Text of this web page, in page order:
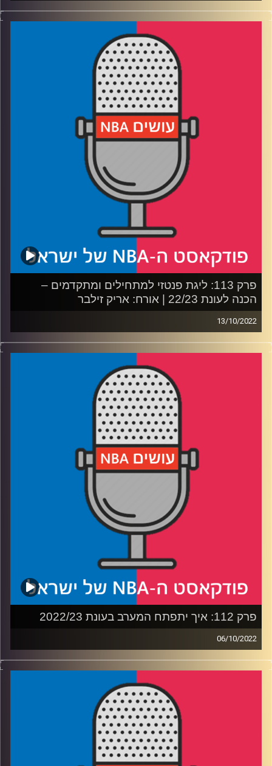
פודקאסט האן.בי.איי עם ערן סורוקה, שרון דוידוביץ', משה
דוידוביץ' ועידן לוצקי.
רבע 1: לברון מנהיג חלש, תאומי הבשר נותנים עבודה ובן
סימונס ממשיך מאיפה שעצר
רבע 2: מה לוקה צריך בשביל MVP, ומה הסיכוי לפעם שלישית
רבע 4: מנחשים אלופות, אולסטארים לא קשורים, ולא מהמרים
פרק 113: ליגת פנטזי למתחילים ומתקדמים –
הכנה לעונת 22/23 | אורח: אריק זילבר
13/10/2022
פודקאסט האן.בי.איי עם ערן סורוקה, שרון דוידוביץ', משה
דוידוביץ' ועידן לוצקי.
אורח: אריק זילבר // Day2Day
רבע 1: פנטזי 101 – מה זה פנטזי (טכנית ורגשית), סוגי
המשחקים (רוטו ו-H2H) שיטות הדראפט (סנייק ואוקשן),
וסיפורי פנטזי מצחיקים (פרסי זוכים, פרסי מפסידים, סיפורים
רבע 2: סולל בונה – איך מרכיבים קבוצת פנטזי, מה
האסטרטגיות ודוגמאות, דברים שחשוב לשים לב אליהם
רבע 4: שחקנים מעניינים במקומות 30 עד 50, על מי צריך
לעשות ריץ' על מי כדאי לחשוב פעמיים והפתעות והמלצות
בתחתית הדראפט.
עידן לוצקי
פרק 112: איך יתפתח המערב בעונת 2022/23
06/10/2022
פודקאסט האן.בי.איי עם ערן סורוקה, שרון דוידוביץ', משה
דוידוביץ' ועידן לוצקי
רבע 1: הטוענות לכתר – אלופה, שתי מתקמבקות ושמש